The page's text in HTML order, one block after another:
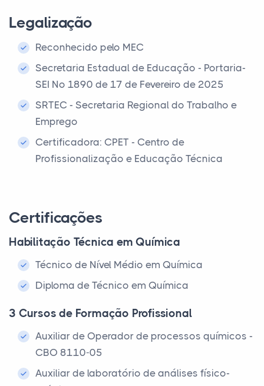
Legalização
Reconhecido pelo MEC
Secretaria Estadual de Educação - Portaria-
SEI Nº 1890 de 17 de Fevereiro de 2025
SRTEC - Secretaria Regional do Trabalho e
Emprego
Certificadora: CPET - Centro de
Profissionalização e Educação Técnica
Certificações
Habilitação Técnica em Química
Técnico de Nível Médio em Química
Diploma de Técnico em Química
3 Cursos de Formação Profissional
Auxiliar de Operador de processos químicos -
CBO 8110-05
Auxiliar de laboratório de análises físico-